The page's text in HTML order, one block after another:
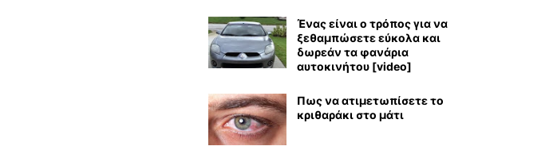
Ένας είναι ο τρόπος για να
ξεθαμπώσετε εύκολα και
δωρεάν τα φανάρια
αυτοκινήτου [video]
Πως να ατιμετωπίσετε το
κριθαράκι στο μάτι